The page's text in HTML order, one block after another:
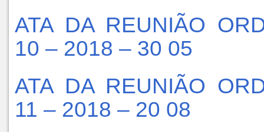
ATA DA REUNIÃO
10 – 2018 – 30 05
ATA DA REUNIÃO
11 – 2018 – 20 08